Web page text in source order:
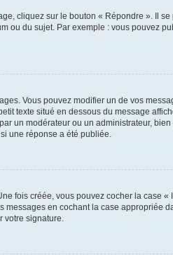
cliquez sur le bouton « Répondre ». Il
ou du sujet. Par exemple : vous pouvez
Vous pouvez modifier un de vos
texte situé en dessous du message
un modérateur ou un administrateur,
une réponse a été publiée.
fois créée, vous pouvez cocher la case «
en cochant la case appropriée
votre signature.